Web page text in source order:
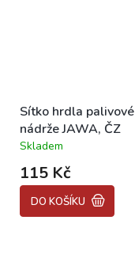
Sítko hrdla palivové
nádrže JAWA, ČZ
Průměrné
hodnocení
produktu
je
5,0
Skladem
115 Kč
DO KOŠÍKU